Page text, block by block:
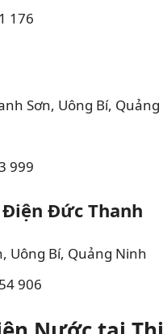
176
Sơn, Uông Bí,
999
Đức Thanh
Uông Bí, Quảng Ninh
906